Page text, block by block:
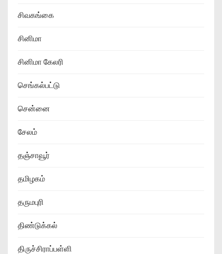
சிவகங்கை
சினிமா
சினிமா கேலரி
செங்கல்பட்டு
சென்னை
சேலம்
தஞ்சாவூர்
தமிழகம்
தருமபுரி
திண்டுக்கல்
திருச்சிராப்பள்ளி